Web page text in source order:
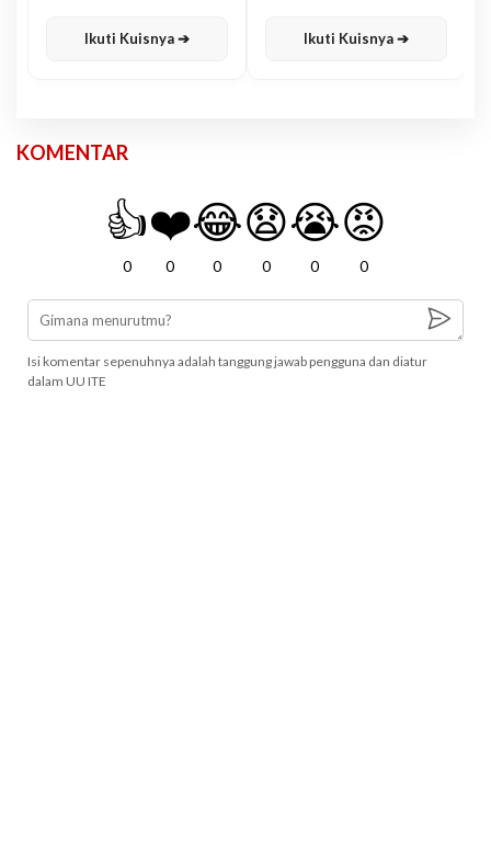
Ikuti Kuisnya ➔ Ikuti Kuisnya ➔
KOMENTAR
👍
0
❤️
0
😂
0
😧
0
😭
0
😡
0
Isi komentar sepenuhnya adalah tanggung jawab pengguna dan diatur
dalam UU ITE